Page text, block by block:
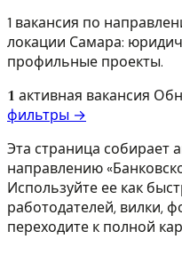
1 вакансия по
локации Самара:
профильные проекты.
1 активная вакансия
фильтры →
Эта страница собирает
направлению
Используйте ее как
работодателей, вилки,
переходите к полной